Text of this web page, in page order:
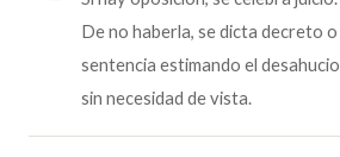
De no haberla, se dicta decreto o
sentencia estimando el desahucio
sin necesidad de vista.